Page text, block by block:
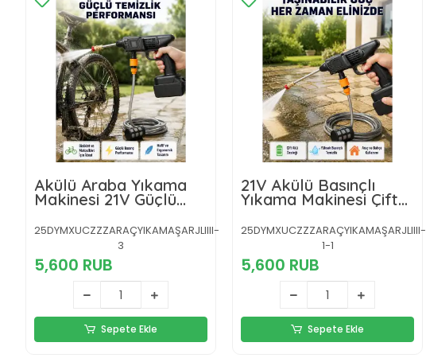
Akülü Araba Yıkama
Makinesi 21V Güçlü
Basınçlı ve Çift Akülü
Taşınabilir
25DYMXUCZZZARAÇYIKAMAŞARJLIIII-
3
5,600 RUB
Sepete Ekle
21V Akülü Basınçlı
Yıkama Makinesi Çift
Akülü ve Hızlı Şarj
Özellikli
25DYMXUCZZZARAÇYIKAMAŞARJLIIII-
1-1
5,600 RUB
Sepete Ekle